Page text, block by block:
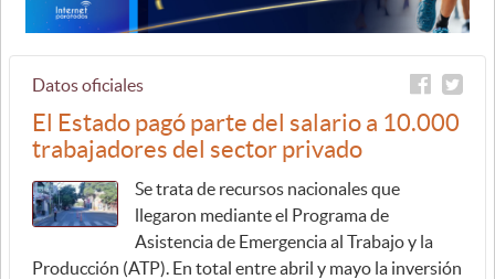
Datos oficiales
El Estado pagó parte del salario a 10.000
trabajadores del sector privado
Se trata de recursos nacionales que
llegaron mediante el Programa de
Asistencia de Emergencia al Trabajo y la
Producción (ATP). En total entre abril y mayo la inversión